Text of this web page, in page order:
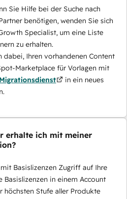
Sie Hilfe bei der Suche nach
benötigen, wenden Sie sich
Specialist, um eine Liste
zu erhalten.
dabei, Ihren vorhandenen Content
Marketplace für Vorlagen mit
in ein neues
erhalte ich mit meiner
Basislizenzen Zugriff auf Ihre
Basislizenzen in einem Account
höchsten Stufe aller Produkte